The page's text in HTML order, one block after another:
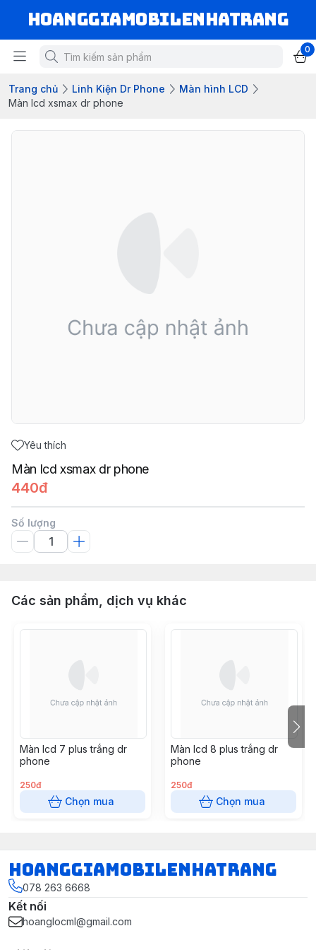
hoanggiamobilenhatrang
0
Trang chủ Linh Kiện Dr Phone
Màn hình LCD
Màn lcd xsmax dr phone
Yêu thích
Màn lcd xsmax dr phone
440đ
Số lượng
Các sản phẩm, dịch vụ khác
Màn lcd 7 plus trắng dr
phone
250đ
Chọn mua
Màn lcd 8 plus trắng dr
phone
250đ
Chọn mua
hoanggiamobilenhatrang
078 263 6668
Kết nối
hoanglocml@gmail.com